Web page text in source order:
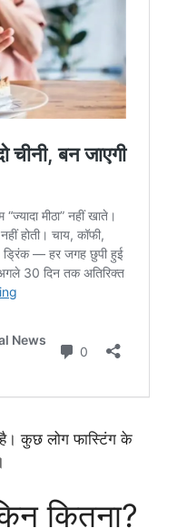
है। कुछ लोग फास्टिंग के
कितना?